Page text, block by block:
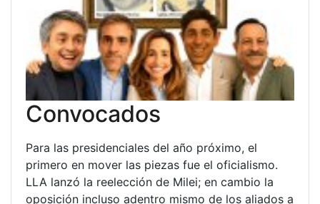
Convocados
Para las presidenciales del año próximo, el
primero en mover las piezas fue el oficialismo.
LLA lanzó la reelección de Milei; en cambio la
oposición incluso adentro mismo de los aliados a